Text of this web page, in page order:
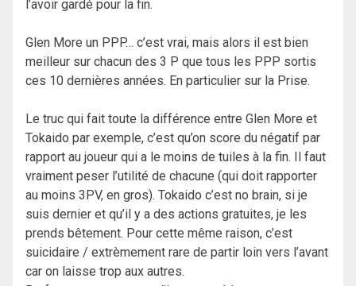
l’avoir gardé pour la fin.
Glen More un PPP… c’est vrai, mais alors il est bien
meilleur sur chacun des 3 P que tous les PPP sortis
ces 10 dernières années. En particulier sur la Prise.
Le truc qui fait toute la différence entre Glen More et
Tokaido par exemple, c’est qu’on score du négatif par
rapport au joueur qui a le moins de tuiles à la fin. Il faut
vraiment peser l’utilité de chacune (qui doit rapporter
au moins 3PV, en gros). Tokaido c’est no brain, si je
suis dernier et qu’il y a des actions gratuites, je les
prends bêtement. Pour cette même raison, c’est
suicidaire / extrèmement rare de partir loin vers l’avant
car on laisse trop aux autres.